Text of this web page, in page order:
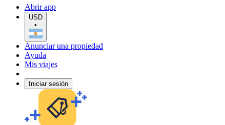
Abrir app
USD
•
Anunciar una propiedad
Ayuda
Mis viajes
Iniciar sesión